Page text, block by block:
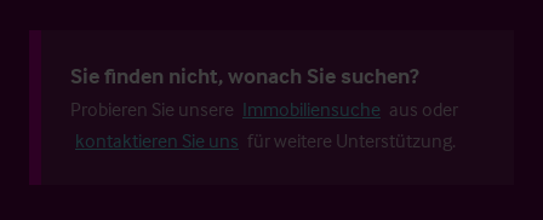
Sie finden nicht, wonach Sie suchen?
Probieren Sie unsere Immobiliensuche aus oder
kontaktieren Sie uns für weitere Unterstützung.